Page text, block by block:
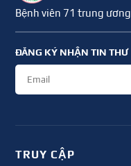
Bệnh viên 71 trung ương
ĐĂNG KÝ NHẬN TIN THƯ
TRUY CẬP